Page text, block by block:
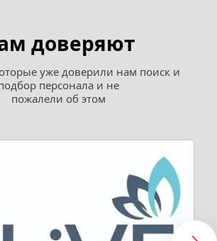
доверяют
уже доверили нам поиск и
персонала и не
пожалели об этом